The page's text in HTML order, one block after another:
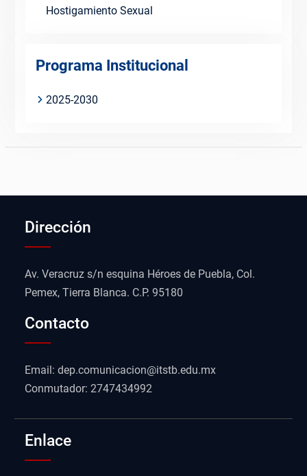
Hostigamiento Sexual
Programa Institucional
2025-2030
Dirección
Av. Veracruz s/n esquina Héroes de Puebla, Col.
Pemex, Tierra Blanca. C.P. 95180
Contacto
Email: dep.comunicacion@itstb.edu.mx
Conmutador: 2747434992
Enlace